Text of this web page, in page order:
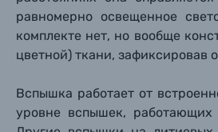
Б/У фототехника
равномерно освещенное
комплекте нет, но вообще
цветной) ткани, зафиксировав
Вспышка работает от
уровне вспышек,